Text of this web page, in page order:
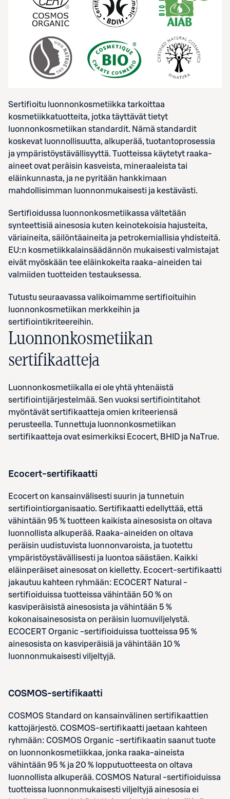
Sertifioitu luonnonkosmetiikka tarkoittaa
kosmetiikkatuotteita, jotka täyttävät tietyt
luonnonkosmetiikan standardit. Nämä standardit
koskevat luonnollisuutta, alkuperää, tuotantoprosessia
ja ympäristöystävällisyyttä. Tuotteissa käytetyt raaka-
aineet ovat peräisin kasveista, mineraaleista tai
eläinkunnasta, ja ne pyritään hankkimaan
mahdollisimman luonnonmukaisesti ja kestävästi.
Sertifioidussa luonnonkosmetiikassa vältetään
synteettisiä ainesosia kuten keinotekoisia hajusteita,
väriaineita, säilöntäaineita ja petrokemiallisia yhdisteitä.
EU:n kosmetiikkalainsäädännön mukaisesti valmistajat
eivät myöskään tee eläinkokeita raaka-aineiden tai
valmiiden tuotteiden testauksessa.
Tutustu seuraavassa valikoimamme sertifioituihin
luonnonkosmetiikan merkkeihin ja
sertifiointikriteereihin.
Luonnonkosmetiikan
sertifikaatteja
Luonnonkosmetiikalla ei ole yhtä yhtenäistä
sertifiointijärjestelmää. Sen vuoksi sertifiointitahot
myöntävät sertifikaatteja omien kriteeriensä
perusteella. Tunnettuja luonnonkosmetiikan
sertifikaatteja ovat esimerkiksi Ecocert, BHID ja NaTrue.
Ecocert-sertifikaatti
Ecocert on kansainvälisesti suurin ja tunnetuin
sertifiointiorganisaatio. Sertifikaatti edellyttää, että
vähintään 95 % tuotteen kaikista ainesosista on oltava
luonnollista alkuperää. Raaka-aineiden on oltava
peräisin uudistuvista luonnonvaroista, ja tuotettu
ympäristöystävällisesti ja luontoa säästäen. Kaikki
eläinperäiset ainesosat on kielletty. Ecocert-sertifikaatti
jakautuu kahteen ryhmään: ECOCERT Natural -
sertifioiduissa tuotteissa vähintään 50 % on
kasviperäisistä ainesosista ja vähintään 5 %
kokonaisainesosista on peräisin luomuviljelystä.
ECOCERT Organic -sertifioiduissa tuotteissa 95 %
ainesosista on kasviperäisiä ja vähintään 10 %
luonnonmukaisesti viljeltyjä.
COSMOS-sertifikaatti
COSMOS Standard on kansainvälinen sertifikaattien
kattojärjestö. COSMOS-sertifikaatti jaetaan kahteen
ryhmään: COSMOS Organic -sertifikaatin saanut tuote
on luonnonkosmetiikkaa, jonka raaka-aineista
vähintään 95 % ja 20 % lopputuotteesta on oltava
luonnollista alkuperää. COSMOS Natural -sertifioiduissa
tuotteissa luonnonmukaisesti viljeltyjä ainesosia ei